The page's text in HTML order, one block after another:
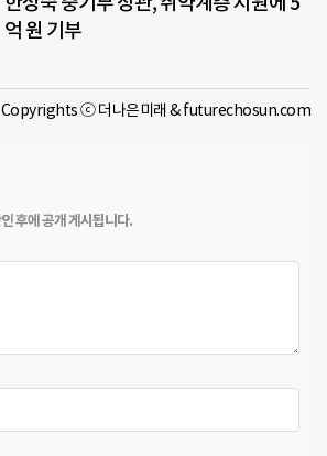
억 원 기부
Copyrights ⓒ 더나은미래 & futurechosun.com